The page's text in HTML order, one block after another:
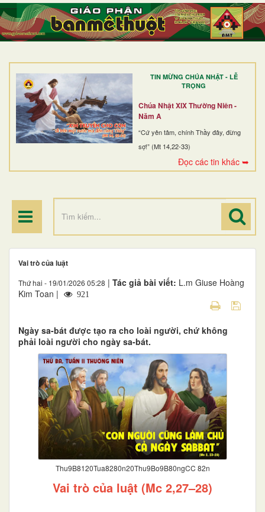
TIN MỪNG CHÚA NHẬT - LỄ
TRỌNG
Chúa Nhật XIX Thường Niên -
Năm A
“Cứ yên tâm, chính Thầy đây, đừng
sợ!” (Mt 14,22-33)
Đọc các tin khác ➥
TRANG NHẤT
GIỚI THIỆU
DÒNG TU
BAN MỤC VỤ
ĐOÀN THỂ CG
ĐIỂM HÀNH HƯƠNG
Vai trò của luật
Thứ hai - 19/01/2026 05:28 | Tác giả bài viết: L.m Giuse Hoàng
Kim Toan |
921
Ngày sa-bát được tạo ra cho loài người, chứ không
phải loài người cho ngày sa-bát.
Thu9B8120Tua8280n20Thu9Bo9B80ngCC 82n
Vai trò của luật (Mc 2,27–28)